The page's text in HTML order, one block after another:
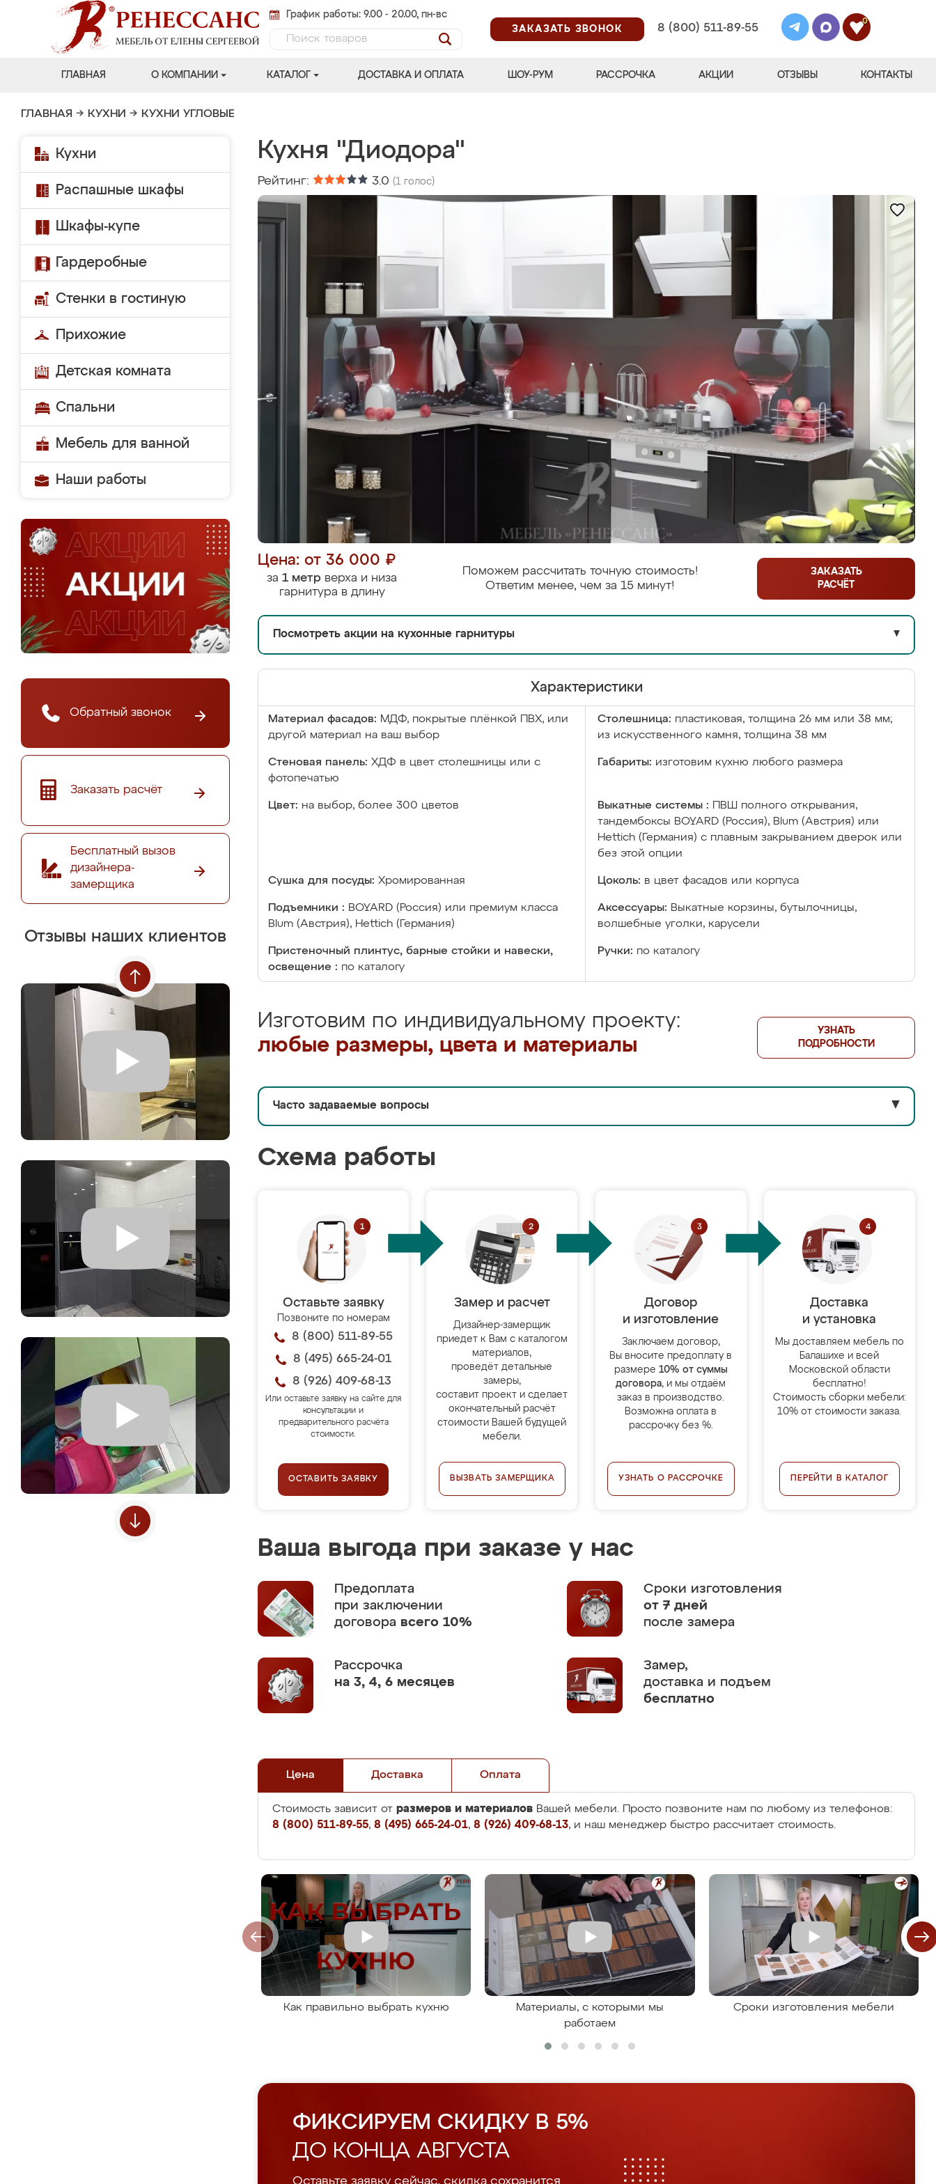
График работы: 9.00 - 20.00, пн-вс
ЗАКАЗАТЬ ЗВОНОК
8 (800) 511-89-55
0
ГЛАВНАЯ О КОМПАНИИ КАТАЛОГ ДОСТАВКА И ОПЛАТА ШОУ-РУМ РАССРОЧКА АКЦИИ ОТЗЫВЫ КОНТАКТЫ
ГЛАВНАЯ → КУХНИ → КУХНИ УГЛОВЫЕ
Кухни
Распашные шкафы
Шкафы-купе
Гардеробные
Стенки в гостиную
Прихожие
Детская комната
Спальни
Мебель для ванной
Наши работы
Обратный звонок
Заказать расчёт
Бесплатный вызов
дизайнера-
замерщика
Отзывы наших клиентов
Кухня "Диодора"
Рейтинг: 3.0 (1 голос)
Цена: от 36 000 ₽
за 1 метр верха и низа
гарнитура в длину
Поможем рассчитать точную стоимость!
Ответим менее, чем за 15 минут!
ЗАКАЗАТЬ
РАСЧЁТ
Посмотреть акции на кухонные гарнитуры ▼
Характеристики
Материал фасадов: МДФ, покрытые плёнкой ПВХ, или
другой материал на ваш выбор
Столешница: пластиковая, толщина 26 мм или 38 мм;
из искусственного камня, толщина 38 мм
Стеновая панель: ХДФ в цвет столешницы или с
фотопечатью
Габариты: изготовим кухню любого размера
Цвет: на выбор, более 300 цветов Выкатные системы :
ПВШ полного открывания,
тандембоксы BOYARD (Россия), Blum (Австрия) или
Hettich (Германия) с плавным закрыванием дверок или
без этой опции
Сушка для посуды: Хромированная Цоколь: в цвет фасадов или корпуса
Подъемники : BOYARD (Россия) или премиум класса
Blum (Австрия), Hettich (Германия)
Аксессуары: Выкатные корзины, бутылочницы,
волшебные уголки, карусели
Пристеночный плинтус, барные стойки и навески,
освещение : по каталогу
Ручки: по каталогу
Изготовим по индивидуальному проекту:
любые размеры, цвета и материалы
УЗНАТЬ
ПОДРОБНОСТИ
Часто задаваемые вопросы ▼
Схема работы
Оставьте заявку
Позвоните по номерам
8 (800) 511-89-55
8 (495) 665-24-01
8 (926) 409-68-13
Или оставьте заявку на сайте для
консультации и
предварительного расчёта
стоимости.
ОСТАВИТЬ ЗАЯВКУ
Замер и расчет
Дизайнер-замерщик
приедет к Вам с каталогом
материалов,
проведёт детальные
замеры,
составит проект и сделает
окончательный расчёт
стоимости Вашей будущей
мебели.
ВЫЗВАТЬ ЗАМЕРЩИКА
Договор
и изготовление
Заключаем договор,
Вы вносите предоплату в
размере 10% от суммы
договора, и мы отдаём
заказ в производство.
Возможна оплата в
рассрочку без %.
УЗНАТЬ О РАССРОЧКЕ
Доставка
и установка
Мы доставляем мебель по
Балашихе и всей
Московской области
бесплатно!
Стоимость сборки мебели:
10% от стоимости заказа.
ПЕРЕЙТИ В КАТАЛОГ
Ваша выгода при заказе у нас
Предоплата
при заключении
договора всего 10%
Сроки изготовления
от 7 дней
после замера
Рассрочка
на 3, 4, 6 месяцев
Замер,
доставка и подъем
бесплатно
Цена Доставка Оплата
Стоимость зависит от размеров и материалов Вашей мебели. Просто позвоните нам по любому из телефонов:
8 (800) 511-89-55, 8 (495) 665-24-01, 8 (926) 409-68-13, и наш менеджер быстро рассчитает стоимость.
Как правильно выбрать кухню
Материалы, с которыми мы
работаем
Сроки изготовления мебели
ФИКСИРУЕМ СКИДКУ В 5%
ДО КОНЦА АВГУСТА
Оставьте заявку сейчас, скидка сохранится.